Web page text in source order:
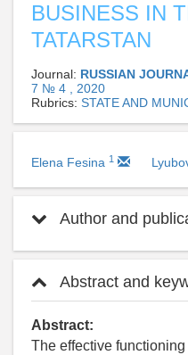
BUSINESS IN
TATARSTAN
Journal: RUSSIAN
7 № 4 , 2020
Rubrics: STATE AND
Elena Fesina 1
Author and
Abstract and
Abstract:
The effective